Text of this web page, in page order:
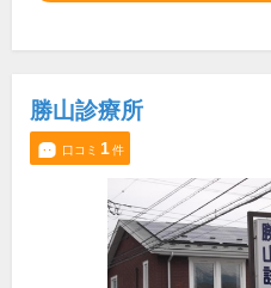
勝山診療所
口コミ 1件